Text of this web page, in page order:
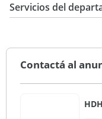
Servicios del
Contactá al